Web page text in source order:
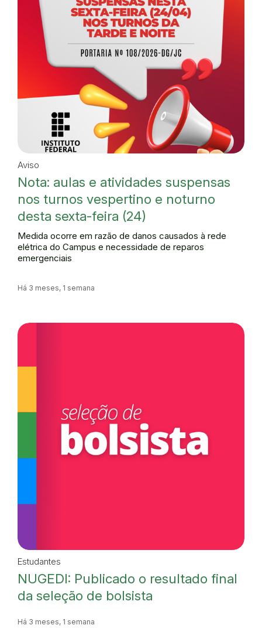
Aviso
Nota: aulas e atividades suspensas
nos turnos vespertino e noturno
desta sexta-feira (24)
Medida ocorre em razão de danos causados à rede
elétrica do Campus e necessidade de reparos
emergenciais
Há 3 meses, 1 semana
Estudantes
NUGEDI: Publicado o resultado final
da seleção de bolsista
Há 3 meses, 1 semana